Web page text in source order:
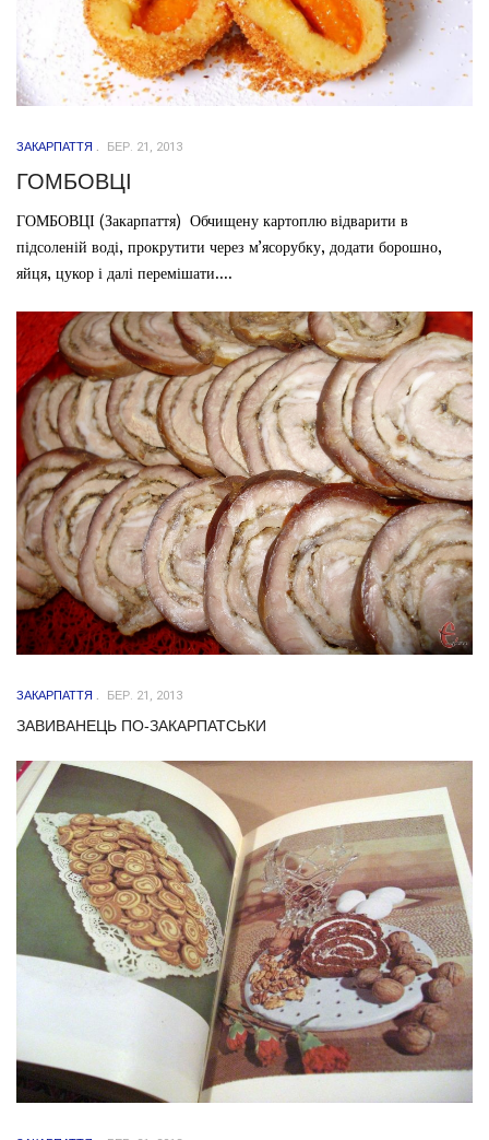
ЗАКАРПАТТЯ БЕР. 21, 2013
ГОМБОВЦІ
ГОМБОВЦІ (Закарпаття) Обчищену картоплю відварити в
підсоленій воді, прокрутити через м’ясорубку, додати борошно,
яйця, цукор і далі перемішати....
ЗАКАРПАТТЯ БЕР. 21, 2013
ЗАВИВАНЕЦЬ ПО-ЗАКАРПАТСЬКИ